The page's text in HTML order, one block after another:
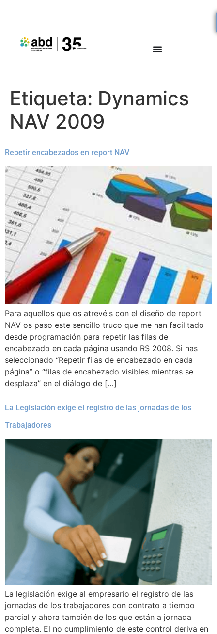
Etiqueta: Dynamics
NAV 2009
Repetir encabezados en report NAV
Para aquellos que os atrevéis con el diseño de report
NAV os paso este sencillo truco que me han facilitado
desde programación para repetir las filas de
encabezado en cada página usando RS 2008. Si has
seleccionado “Repetir filas de encabezado en cada
página” o “filas de encabezado visibles mientras se
desplaza” en el diálogo de […]
La Legislación exige el registro de las jornadas de los
Trabajadores
La legislación exige al empresario el registro de las
jornadas de los trabajadores con contrato a tiempo
parcial y ahora también de los que están a jornada
completa. El no cumplimiento de este control deriva en